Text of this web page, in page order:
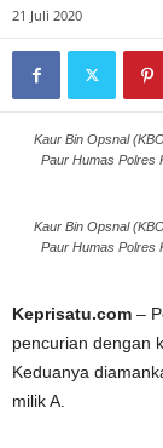
21 Juli 2020
Kaur Bin Opsnal
Paur Humas Polres
Kaur Bin Opsnal
Paur Humas Polres
Keprisatu.com –
pencurian dengan
Keduanya
milik A.